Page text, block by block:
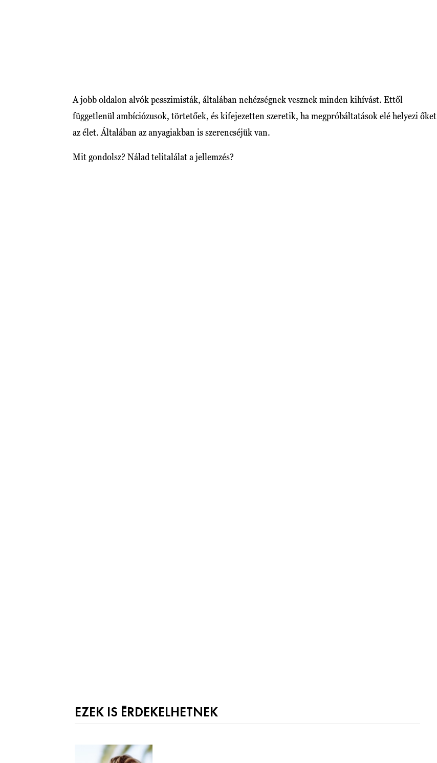
A jobb oldalon alvók pesszimisták, általában nehézségnek vesznek minden kihívást. Ettől
függetlenül ambíciózusok, törtetőek, és kifejezetten szeretik, ha megpróbáltatások elé helyezi őket
az élet. Általában az anyagiakban is szerencséjük van.
Mit gondolsz? Nálad telitalálat a jellemzés?
EZEK IS ÉRDEKELHETNEK